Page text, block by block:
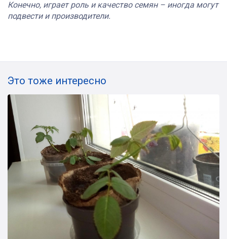
Конечно, играет роль и качество семян – иногда могут
подвести и производители.
Это тоже интересно